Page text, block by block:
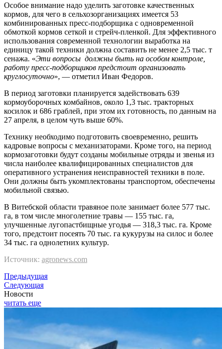
Особое внимание надо уделить заготовке качественных
кормов, для чего в сельхозорганизациях имеется 53
комбинированных пресс-подборщика с одновременной
обмоткой кормов сеткой и стрейч-пленкой. Для эффективного
использования современной технологии выработка на
единицу такой техники должна составить не менее 2,5 тыс. т
сенажа. «Эти вопросы должны быть на особом контроле,
работу пресс-подборщиков предстоит организовать
круглосуточно», — отметил Иван Федоров.
В период заготовки планируется задействовать 639
кормоуборочных комбайнов, около 1,3 тыс. тракторных
косилок и 686 граблей, при этом их готовность, по данным на
27 апреля, в целом чуть выше 60%.
Технику необходимо подготовить своевременно, решить
кадровые вопросы с механизаторами. Кроме того, на период
кормозаготовки будут созданы мобильные отряды и звенья из
числа наиболее квалифицированных специалистов для
оперативного устранения неисправностей техники в поле.
Они должны быть укомплектованы транспортом, обеспечены
мобильной связью.
В Витебской области травяное поле занимает более 577 тыс.
га, в том числе многолетние травы — 155 тыс. га,
улучшенные лугопастбищные угодья — 318,3 тыс. га. Кроме
того, предстоит посеять 70 тыс. га кукурузы на силос и более
34 тыс. га однолетних культур.
Источник: agronews.com
Предыдущая
Следующая
Новости
читать еще